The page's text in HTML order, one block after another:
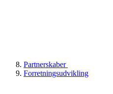
Partnerskaber
Forretningsudvikling